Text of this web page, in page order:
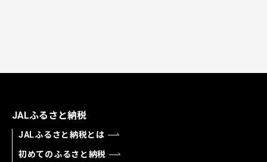
JALふるさと納税
JALふるさと納税とは
初めてのふるさと納税